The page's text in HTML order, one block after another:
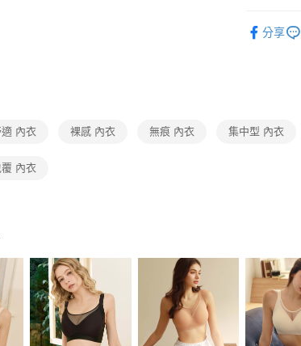
每筆
■ 大罩杯
■ 透氣薄
依尺寸分
依尺寸分
依尺寸分
分享
內衣 裸感 內衣 無痕 內衣 集中型 內衣
內衣